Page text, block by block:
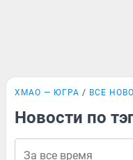
ХМАО — ЮГРА ВСЕ
Новости по